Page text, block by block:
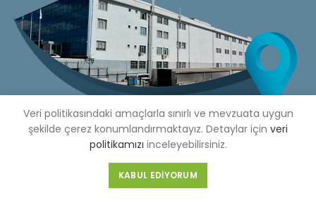
Copyright © 2020 Çetinkaya Pano |Çetinkaya Pano Fiyat
Veri politikasındaki amaçlarla sınırlı ve mevzuata uygun
şekilde çerez konumlandırmaktayız. Detaylar için veri
politikamızı inceleyebilirsiniz.
KABUL EDIYORUM